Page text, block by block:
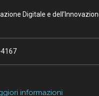
Digitale e
informazioni